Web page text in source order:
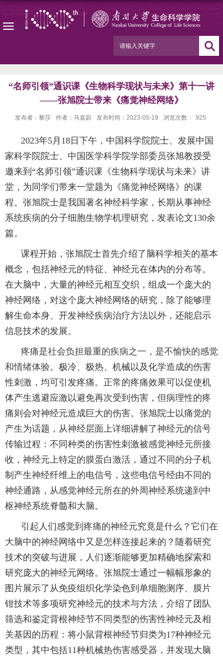
“名师引领”通识课《生物科学现状与未来》第十一讲
——张旭院士带来《痛觉神经网络》
发布者：黎莎 作者：马嘉蔚 发布时间：2023-05-19 浏览次数： 925
2023年5月 18 日下午，中国科学院院士、发展中国
家科学院院士、中国医学科学院学部委员张旭教授受
邀来到“名师引领”通识课《生物科学现状与未来》讲
堂，为同学们带来一堂题为《痛觉神经网络》的课
程。张旭院士是我国著名神经科学家，长期从事神经
系统疾病的分子细胞生物学机理研究，发表论文130余
篇。
课程开始，张旭院士首先介绍了脑科学相关的基本
概念，包括神经元的特征、神经元在体内的分布等。
在大脑中，大量的神经元相互交织，组成一个庞大的
神经网络，对这个庞大神经网络的研究，除了能够理
解生命本身、开发神经疾病治疗方法以外，还能启示
信息技术的发展。
疼痛是社会负担最重的疾病之一，是不愉快的感觉
和情绪体验。极冷、极热、机械以及化学造成的伤害
性刺激，均可引发疼痛。正常的疼痛效果可以促使机
体产生逃避应激以避免再次受到伤害，但病理性的疼
痛则会对神经元造成巨大的伤害。张旭院士以痛觉的
产生为话题，从神经层面上详细讲解了神经元的信号
传输过程：不同种类的伤害性刺激被感觉神经元所接
收，神经元上特定的膜蛋白激活，通过不同的分子机
制产生神经纤维上的电信号，这些电信号经由不同的
神经通路，从感觉神经元所在的外周神经系统递到中
枢神经系统脊髓和大脑。
引起人们感觉到疼痛的神经元究竟是什么？它们在
大脑中的神经网络中又是怎样连接起来的？随着研究
技术的突破与进展，人们逐渐能够更加精确地探索和
研究庞大的神经元网络。张旭院士通过一幅幅形象的
图片展示了从免疫组织化学染色到单细胞测序、膜片
钳技术等多项研究神经元的技术与方法，介绍了团队
筛选和鉴定背根神经节不同类型的伤害性神经元及相
关基因的历程：将小鼠背根神经节归类为17种神经元
类型，其中包括11种机械热伤害感受器，并发现大脑